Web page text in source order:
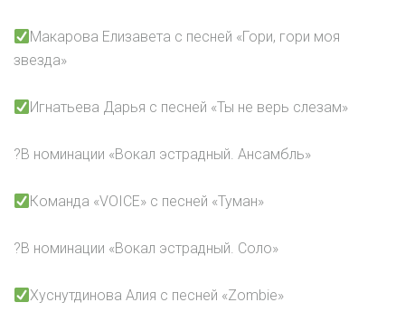
Макарова Елизавета с песней «Гори, гори моя
звезда»
Игнатьева Дарья с песней «Ты не верь слезам»
?В номинации «Вокал эстрадный. Ансамбль»
Команда «VOICE» с песней «Туман»
?В номинации «Вокал эстрадный. Соло»
Хуснутдинова Алия с песней «Zombie»